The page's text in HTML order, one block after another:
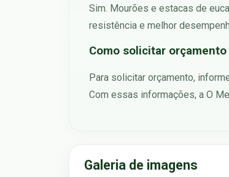
Sim. Mourões e estacas de
resistência e melhor
Como solicitar
Para solicitar orçamento,
Com essas informações, a O
Galeria de imagens